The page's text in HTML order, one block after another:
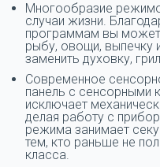
Многообразие
случаи жизни.
программам вы
рыбу, овощи, выпечку
заменить духовку,
Современное
панель с сенсорными
исключает
делая работу с
режима занимает
тем, кто раньше не
класса.